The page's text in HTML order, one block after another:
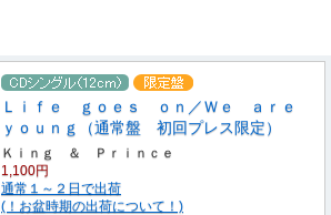
Ｌｉｆｅ ｇｏｅｓ ｏｎ／Ｗｅ ａｒｅ
ｙｏｕｎｇ（通常盤 初回プレス限定）
Ｋｉｎｇ ＆ Ｐｒｉｎｃｅ
1,100円
通常１～２日で出荷
(！お盆時期の出荷について！)